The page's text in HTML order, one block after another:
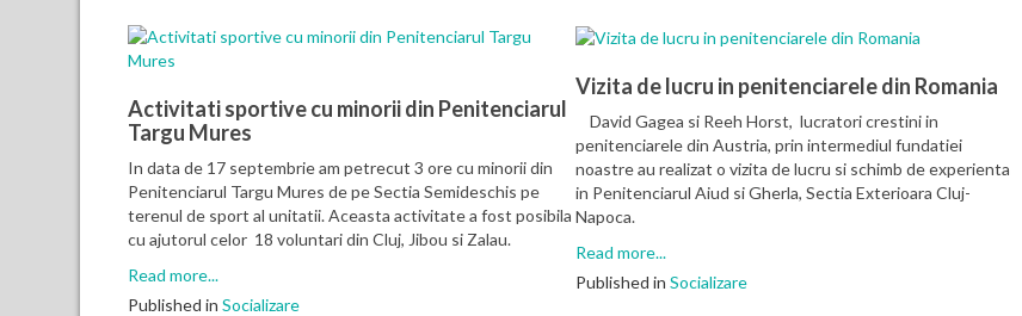
Activitati sportive cu minorii din Penitenciarul
Targu Mures
In data de 17 septembrie am petrecut 3 ore cu minorii din
Penitenciarul Targu Mures de pe Sectia Semideschis pe
terenul de sport al unitatii. Aceasta activitate a fost posibila
cu ajutorul celor 18 voluntari din Cluj, Jibou si Zalau.
Read more...
Published in Socializare
Vizita de lucru in penitenciarele din Romania
David Gagea si Reeh Horst, lucratori crestini in
penitenciarele din Austria, prin intermediul fundatiei
noastre au realizat o vizita de lucru si schimb de experienta
in Penitenciarul Aiud si Gherla, Sectia Exterioara Cluj-
Napoca.
Read more...
Published in Socializare